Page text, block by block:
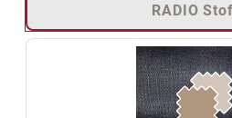
RADIO